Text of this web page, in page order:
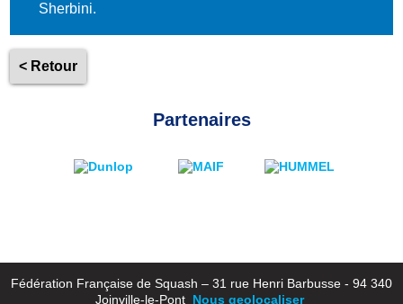
Sherbini.
< Retour
Partenaires
Fédération Française de Squash – 31 rue Henri Barbusse - 94 340
Joinville-le-Pont Nous geolocaliser